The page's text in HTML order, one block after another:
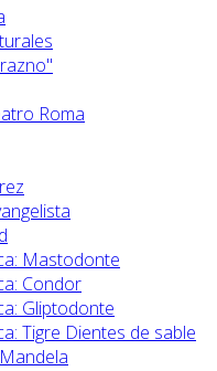
Roma
Mastodonte
Condor
Gliptodonte
Tigre Dientes de sable